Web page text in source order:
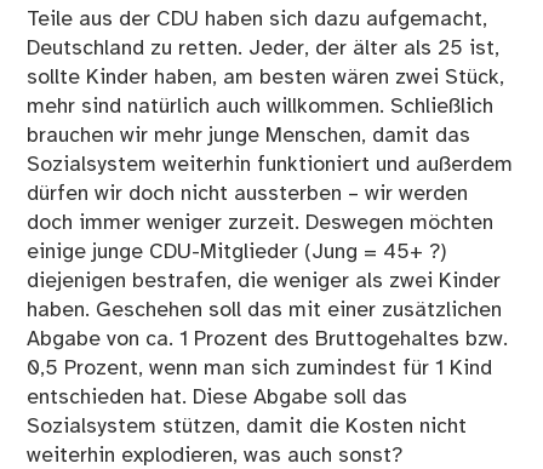
Teile aus der CDU haben sich dazu aufgemacht,
Deutschland zu retten. Jeder, der älter als 25 ist,
sollte Kinder haben, am besten wären zwei Stück,
mehr sind natürlich auch willkommen. Schließlich
brauchen wir mehr junge Menschen, damit das
Sozialsystem weiterhin funktioniert und außerdem
dürfen wir doch nicht aussterben – wir werden
doch immer weniger zurzeit. Deswegen möchten
einige junge CDU-Mitglieder (Jung = 45+ ?)
diejenigen bestrafen, die weniger als zwei Kinder
haben. Geschehen soll das mit einer zusätzlichen
Abgabe von ca. 1 Prozent des Bruttogehaltes bzw.
0,5 Prozent, wenn man sich zumindest für 1 Kind
entschieden hat. Diese Abgabe soll das
Sozialsystem stützen, damit die Kosten nicht
weiterhin explodieren, was auch sonst?